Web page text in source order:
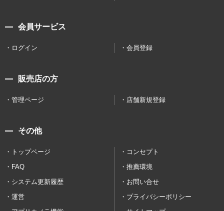
会員サービス
ログイン 会員登録
販売店の方
管理ページ 店舗新規登録
その他
トップページ
コンセプト
FAQ
推薦環境
システム更新履歴
お問い合せ
運営
プライバシーポリシー